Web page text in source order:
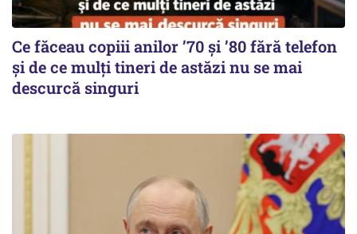
Ce făceau copiii anilor ’70 și ’80 fără telefon
și de ce mulți tineri de astăzi nu se mai
descurcă singuri